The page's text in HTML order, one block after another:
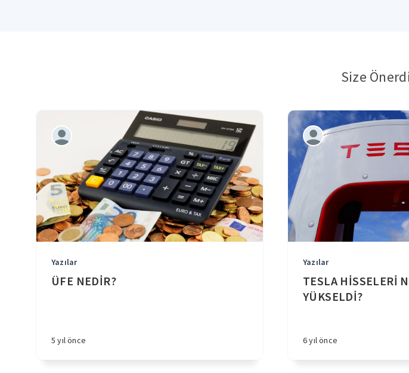
Size
Yazılar
ÜFE NEDİR?
5 yıl önce
Yazılar
TESLA HİSSELERİ
YÜKSELDİ?
6 yıl önce